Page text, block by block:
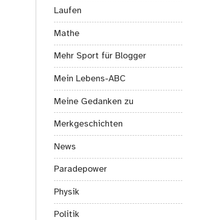
Laufen
Mathe
Mehr Sport für Blogger
Mein Lebens-ABC
Meine Gedanken zu
Merkgeschichten
News
Paradepower
Physik
Politik